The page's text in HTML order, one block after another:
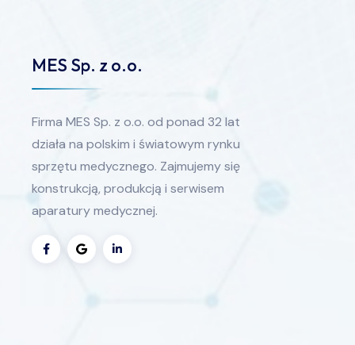
MES Sp. z o.o.
Firma MES Sp. z o.o. od ponad 32 lat
działa na polskim i światowym rynku
sprzętu medycznego. Zajmujemy się
konstrukcją, produkcją i serwisem
aparatury medycznej.